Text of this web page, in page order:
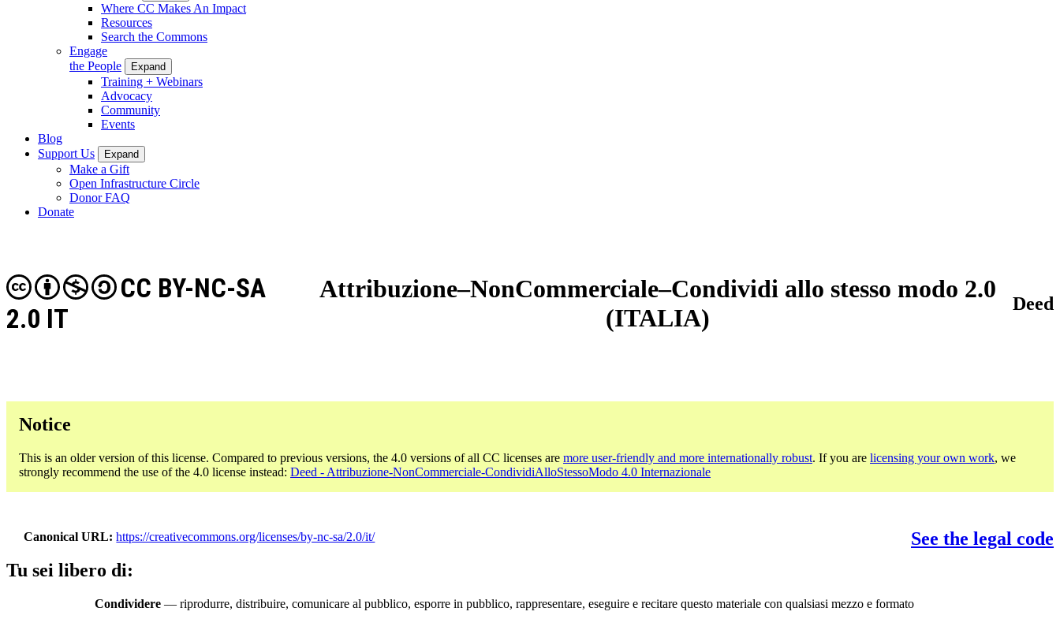
Where CC Makes An Impact
Resources
Search the Commons
Engage
the People
Expand
Training + Webinars
Advocacy
Community
Events
Blog
Support Us
Expand
Make a Gift
Open Infrastructure Circle
Donor FAQ
Donate
Attribuzione–NonCommerciale–Condividi allo stesso modo 2.0
(ITALIA)
CC BY-NC-SA
2.0 IT
Deed
Notice
This is an older version of this license. Compared to previous versions, the 4.0 versions of all CC licenses are more user-friendly and more internationally robust. If you are licensing your own work, we
strongly recommend the use of the 4.0 license instead: Deed - Attribuzione-NonCommerciale-CondividiAlloStessoModo 4.0 Internazionale
Canonical URL https://creativecommons.org/licenses/by-nc-sa/2.0/it/
See the legal code
Tu sei libero di:
Condividere — riprodurre, distribuire, comunicare al pubblico, esporre in pubblico, rappresentare, eseguire e recitare questo materiale con qualsiasi mezzo e formato